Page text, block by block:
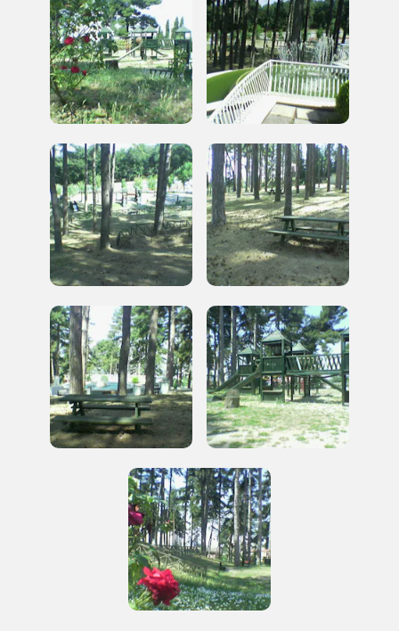
REGISTRATI
Regalati 365 giorni di arte e cultura nell'Italia
più bella, risparmiando.
ISCRIVITI AL FAI
Scopri tutte le opportunità riservate agli iscritti
Ingresso gratuito
nei Beni FAI tutto l'anno
Gratis
Museo
Sansevero
Napoli
Palazzo Strozzi
Firenze
Gallerie